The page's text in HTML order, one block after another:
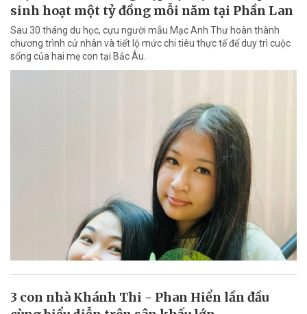
sinh hoạt một tỷ đồng mỗi năm tại Phần Lan
Sau 30 tháng du học, cựu người mẫu Mạc Anh Thư hoàn thành
chương trình cử nhân và tiết lộ mức chi tiêu thực tế để duy trì cuộc
sống của hai mẹ con tại Bắc Âu.
3 con nhà Khánh Thi - Phan Hiển lần đầu